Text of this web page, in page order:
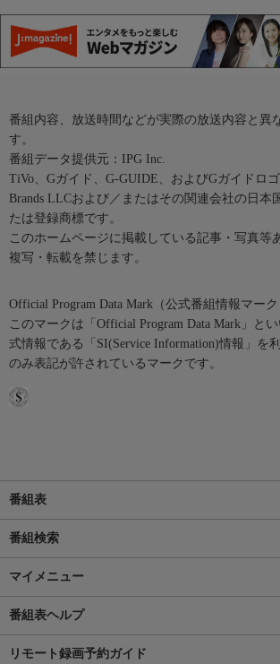
番組内容、放送時間などが実際の放送内容と異
す。
番組データ提供元：IPG Inc.
TiVo、Gガイド、G-GUIDE、およびGガイドロ
Brands LLCおよび／またはその関連会社の日本
たは登録商標です。
このホームページに掲載している記事・写真等
複写・転載を禁じます。
Official Program Data Mark（公式番組情報マーク
このマークは「Official Program Data Mark」と
式情報である「SI(Service Information)情報」を
のみ表記が許されているマークです。
番組表
番組検索
マイメニュー
番組表ヘルプ
リモート録画予約ガイド